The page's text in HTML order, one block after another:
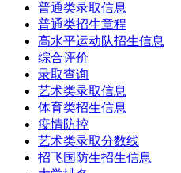
普通类录取信息
普通类招生章程
高水平运动队招生信息
综合评价
录取查询
艺术类录取信息
体育类招生信息
疫情防控
艺术类录取分数线
招飞国防生招生信息